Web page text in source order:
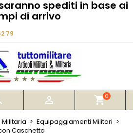
spediti in base ai
di arrivo
79
 shopping_cart0
Militaria
Equipaggiamenti Militari
Caschetto
desideri
Crea lista dei desideri
l'accesso per salvare dei
dei desideri.
Annulla